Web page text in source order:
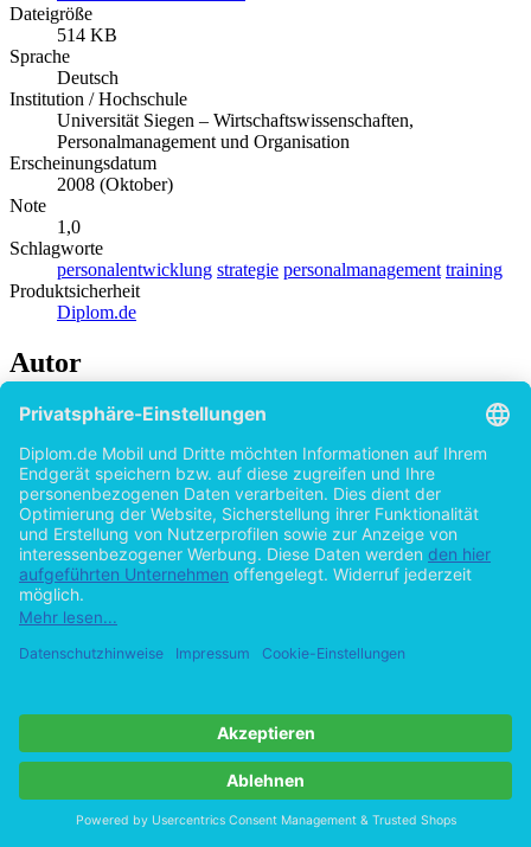
Dateigröße
514 KB
Sprache
Deutsch
Institution / Hochschule
Universität Siegen – Wirtschaftswissenschaften,
Personalmanagement und Organisation
Erscheinungsdatum
2008 (Oktober)
Note
1,0
Schlagworte
personalentwicklung strategie personalmanagement training
Produktsicherheit
Diplom.de
Autor
Nadine Kutz (Autor:in)
Hilfe/FAQ
Impressum
Datenschutz
AGB
Vertrag widerrufen
Zur Desktop-Version
Copyright ©Imprint in der Bedey & Thoms Media GmbH
byOpen Publishing
Zurück